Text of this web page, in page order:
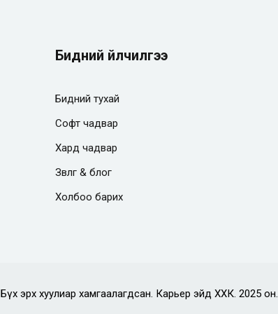
Бидний үйлчилгээ
Бидний тухай
Софт чадвар
Хард чадвар
Зөвлөгөө & блог
Холбоо барих
Бүх эрх хуулиар хамгаалагдсан. Карьер эйд ХХК. 2025 он.